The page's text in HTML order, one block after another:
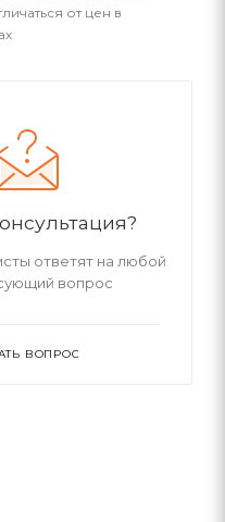
от цен в
ответят на любой
вопрос
ВОПРОС